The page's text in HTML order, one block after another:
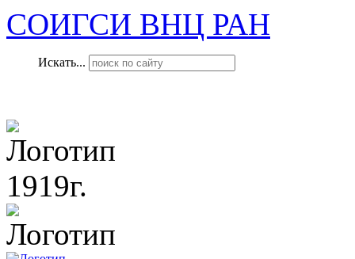
СОИГСИ ВНЦ РАН
Искать...
1919г.